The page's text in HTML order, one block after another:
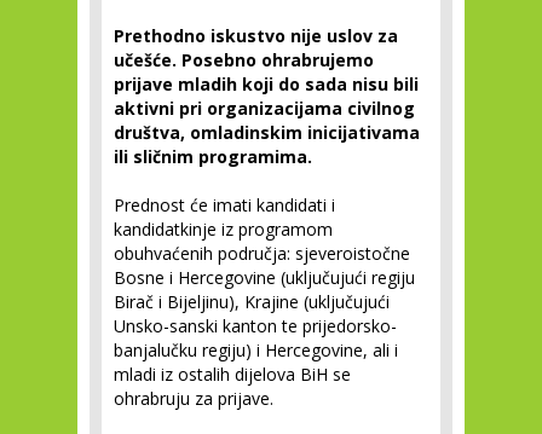
Prethodno iskustvo nije uslov za
učešće. Posebno ohrabrujemo
prijave mladih koji do sada nisu bili
aktivni pri organizacijama civilnog
društva, omladinskim inicijativama
ili sličnim programima.
Prednost će imati kandidati i
kandidatkinje iz programom
obuhvaćenih područja: sjeveroistočne
Bosne i Hercegovine (uključujući regiju
Birač i Bijeljinu), Krajine (uključujući
Unsko-sanski kanton te prijedorsko-
banjalučku regiju) i Hercegovine, ali i
mladi iz ostalih dijelova BiH se
ohrabruju za prijave.